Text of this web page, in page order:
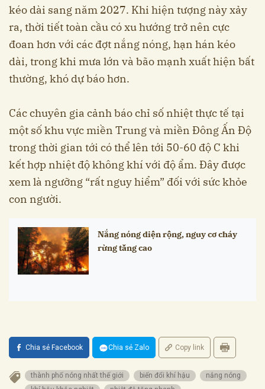
kéo dài sang năm 2027. Khi hiện tượng này xảy
ra, thời tiết toàn cầu có xu hướng trở nên cực
đoan hơn với các đợt nắng nóng, hạn hán kéo
dài, trong khi mưa lớn và bão mạnh xuất hiện bất
thường, khó dự báo hơn.
Các chuyên gia cảnh báo chỉ số nhiệt thực tế tại
một số khu vực miền Trung và miền Đông Ấn Độ
trong thời gian tới có thể lên tới 50-60 độ C khi
kết hợp nhiệt độ không khí với độ ẩm. Đây được
xem là ngưỡng “rất nguy hiểm” đối với sức khỏe
con người.
Nắng nóng diện rộng, nguy cơ cháy
rừng tăng cao
Chia sẻ Facebook Chia sẻ Zalo Copy link
thành phố nóng nhất thế giới biến đổi khí hậu
nắng nóng